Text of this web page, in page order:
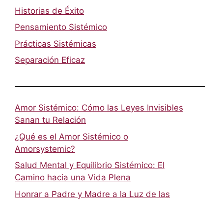
Historias de Éxito
Pensamiento Sistémico
Prácticas Sistémicas
Separación Eficaz
Amor Sistémico: Cómo las Leyes Invisibles
Sanan tu Relación
¿Qué es el Amor Sistémico o
Amorsystemic?
Salud Mental y Equilibrio Sistémico: El
Camino hacia una Vida Plena
Honrar a Padre y Madre a la Luz de las